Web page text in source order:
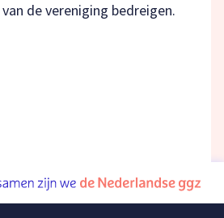
de vereniging bedreigen.
en Public affairs